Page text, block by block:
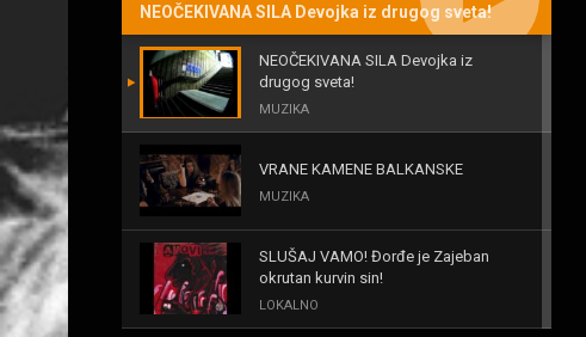
NEOČEKIVANA SILA Devojka iz drugog sveta!
NEOČEKIVANA SILA Devojka iz
drugog sveta!
MUZIKA
VRANE KAMENE BALKANSKE
MUZIKA
SLUŠAJ VAMO! Đorđe je Zajeban
okrutan kurvin sin!
LOKALNO